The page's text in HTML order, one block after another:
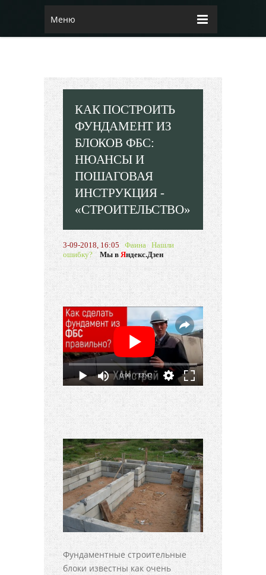
Меню
КАК ПОСТРОИТЬ
ФУНДАМЕНТ ИЗ
БЛОКОВ ФБС:
НЮАНСЫ И
ПОШАГОВАЯ
ИНСТРУКЦИЯ -
«СТРОИТЕЛЬСТВО»
3-09-2018, 16:05 Фаина Нашли
ошибку?
Мы в Яндекс.Дзен
0:00 / 13:42
Фундаментные строительные
блоки известны как очень